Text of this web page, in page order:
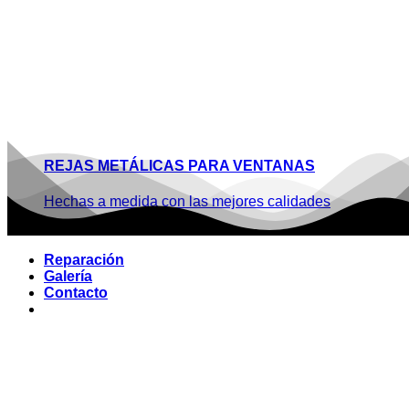
REJAS METÁLICAS PARA VENTANAS
Hechas a medida con las mejores calidades
Reparación
Galería
Contacto